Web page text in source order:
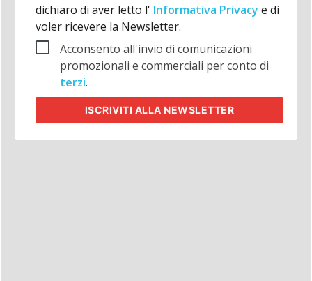
dichiaro di aver letto l' Informativa Privacy e di
voler ricevere la Newsletter.
Acconsento all'invio di comunicazioni
promozionali e commerciali per conto di
terzi.
ISCRIVITI ALLA NEWSLETTER